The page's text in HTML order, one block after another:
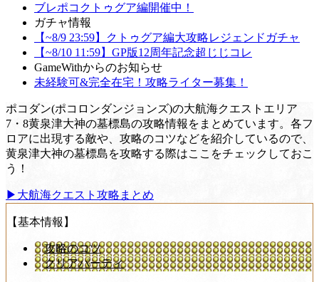
ブレポコクトゥグア編開催中！
ガチャ情報
【~8/9 23:59】クトゥグア編大攻略レジェンドガチャ
【~8/10 11:59】GP版12周年記念超じじコレ
GameWithからのお知らせ
未経験可&完全在宅！攻略ライター募集！
ポコダン(ポコロンダンジョンズ)の大航海クエストエリア
7・8黄泉津大神の墓標島の攻略情報をまとめています。各フ
ロアに出現する敵や、攻略のコツなどを紹介しているので、
黄泉津大神の墓標島を攻略する際はここをチェックしておこ
う！
▶大航海クエスト攻略まとめ
【基本情報】
攻略のコツ
クリアパーティ